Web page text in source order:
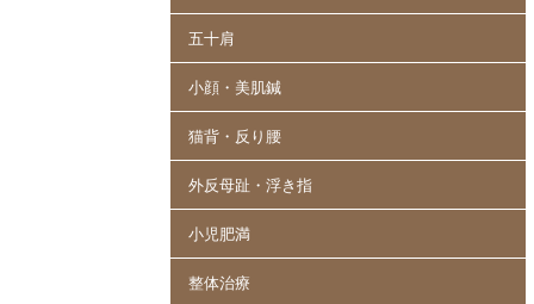
五十肩
小顔・美肌鍼
猫背・反り腰
外反母趾・浮き指
小児肥満
整体治療